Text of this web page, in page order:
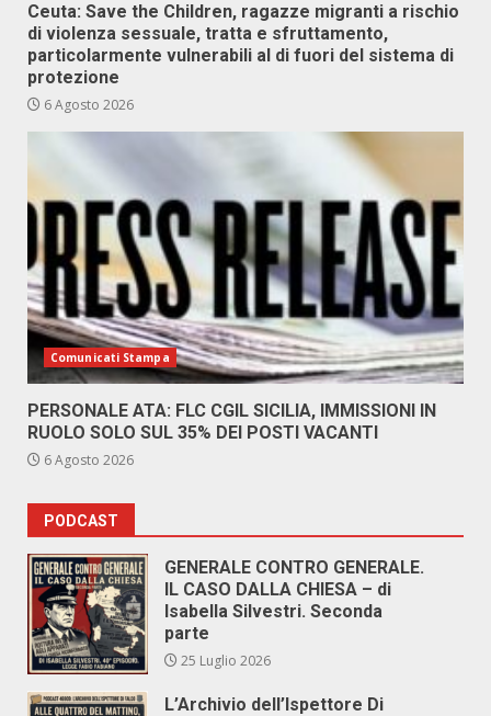
Ceuta: Save the Children, ragazze migranti a rischio
di violenza sessuale, tratta e sfruttamento,
particolarmente vulnerabili al di fuori del sistema di
protezione
6 Agosto 2026
Comunicati Stampa
PERSONALE ATA: FLC CGIL SICILIA, IMMISSIONI IN
RUOLO SOLO SUL 35% DEI POSTI VACANTI
6 Agosto 2026
PODCAST
GENERALE CONTRO GENERALE.
IL CASO DALLA CHIESA – di
Isabella Silvestri. Seconda
parte
25 Luglio 2026
L’Archivio dell’Ispettore Di